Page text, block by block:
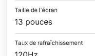
Taille de l'écran
13 pouces
Taux de rafraîchissement